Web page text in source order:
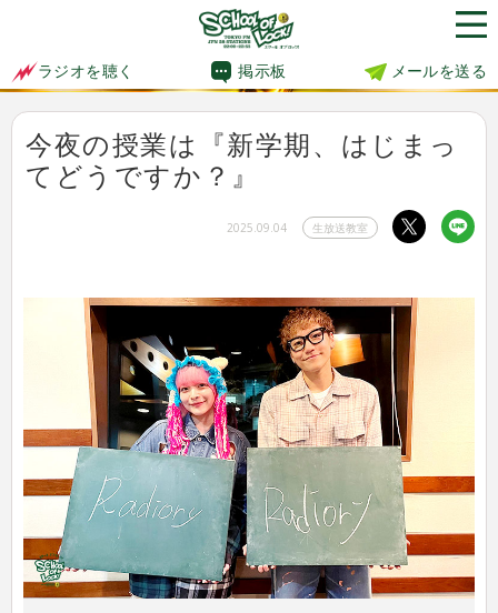
ラジオを聴く 掲示板 メールを送る
今夜の授業は『新学期、はじまっ
てどうですか？』
2025.09.04 生放送教室